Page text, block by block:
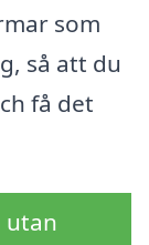
som
så att du
få det
utan